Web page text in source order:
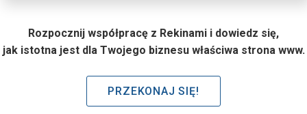
Rozpocznij współpracę z Rekinami i dowiedz się,
jak istotna jest dla Twojego biznesu właściwa strona www.
PRZEKONAJ SIĘ!